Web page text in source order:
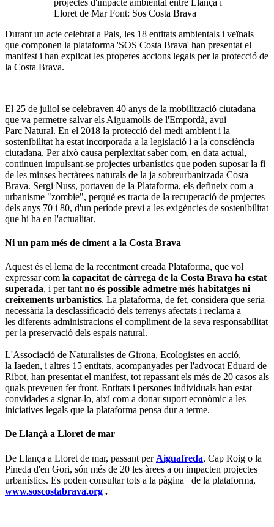
Lloret de Mar Font: Sos Costa Brava
Durant un acte celebrat a Pals, les 18 entitats ambientals i veïnals
que componen la plataforma 'SOS Costa Brava' han presentat el
manifest i han explicat les properes accions legals per la protecció de
la Costa Brava.
El 25 de juliol se celebraven 40 anys de la mobilització ciutadana
que va permetre salvar els Aiguamolls de l'Empordà, avui
Parc Natural. En el 2018 la protecció del medi ambient i la
sostenibilitat ha estat incorporada a la legislació i a la consciència
ciutadana. Per això causa perplexitat saber com, en data actual,
continuen impulsant-se projectes urbanístics que poden suposar la fi
de les minses hectàrees naturals de la ja sobreurbanitzada Costa
Brava. Sergi Nuss, portaveu de la Plataforma, els defineix com a
urbanisme "zombie", perquè es tracta de la recuperació de projectes
dels anys 70 i 80, d'un període previ a les exigències de sostenibilitat
que hi ha en l'actualitat.
Ni un pam més de ciment a la Costa Brava
Aquest és el lema de la recentment creada Plataforma, que vol
expressar com la capacitat de càrrega de la Costa Brava ha estat
superada, i per tant no és possible admetre més habitatges ni
creixements urbanístics. La plataforma, de fet, considera que seria
necessària la desclassificació dels terrenys afectats i reclama a
les diferents administracions el compliment de la seva responsabilitat
per la preservació dels espais natural.
L'Associació de Naturalistes de Girona, Ecologistes en acció,
la Iaeden, i altres 15 entitats, acompanyades per l'advocat Eduard de
Ribot, han presentat el manifest, tot repassant els més de 20 casos als
quals preveuen fer front. Entitats i persones individuals han estat
convidades a signar-lo, així com a donar suport econòmic a les
iniciatives legals que la plataforma pensa dur a terme.
De Llançà a Lloret de mar
De Llança a Lloret de mar, passant per Aiguafreda, Cap Roig o la
Pineda d'en Gori, són més de 20 les àrees a on impacten projectes
urbanístics. Es poden consultar tots a la pàgina de la plataforma,
www.soscostabrava.org .